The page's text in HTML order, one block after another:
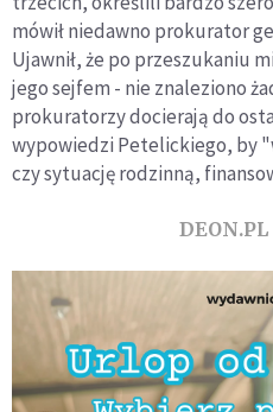
mówił niedawno prokurator
Ujawnił, że po przeszukaniu
jego sejfem - nie znaleziono
prokuratorzy docierają do
wypowiedzi Petelickiego, by
czy sytuację rodzinną,
DEON.PL